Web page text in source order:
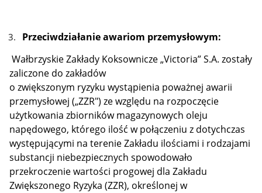
Przeciwdziałanie awariom przemysłowym:
Wałbrzyskie Zakłady Koksownicze „Victoria” S.A. zostały
zaliczone do zakładów
o zwiększonym ryzyku wystąpienia poważnej awarii
przemysłowej („ZZR") ze względu na rozpoczęcie
użytkowania zbiorników magazynowych oleju
napędowego, którego ilość w połączeniu z dotychczas
występującymi na terenie Zakładu ilościami i rodzajami
substancji niebezpiecznych spowodowało
przekroczenie wartości progowej dla Zakładu
Zwiększonego Ryzyka (ZZR), określonej w